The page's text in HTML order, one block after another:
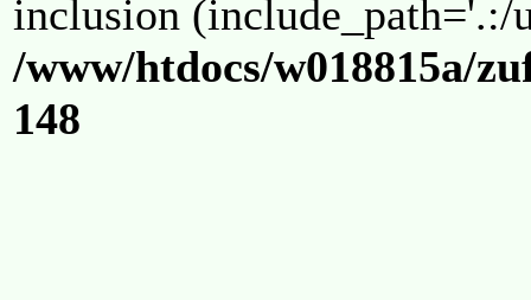
inclusion (include_path='.:/
/www/htdocs/w018815a/
148